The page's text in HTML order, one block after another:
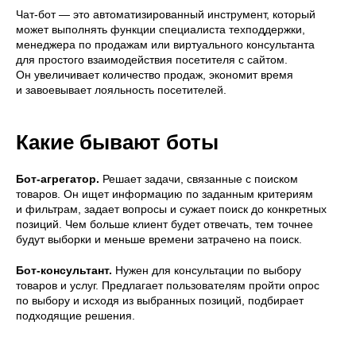
Чат-бот — это автоматизированный инструмент, который
может выполнять функции специалиста техподдержки,
менеджера по продажам или виртуального консультанта
для простого взаимодействия посетителя с сайтом.
Он увеличивает количество продаж, экономит время
и завоевывает лояльность посетителей.
Какие бывают боты
Бот-агрегатор. Решает задачи, связанные с поиском
товаров. Он ищет информацию по заданным критериям
и фильтрам, задает вопросы и сужает поиск до конкретных
позиций. Чем больше клиент будет отвечать, тем точнее
будут выборки и меньше времени затрачено на поиск.
Бот-консультант. Нужен для консультации по выбору
товаров и услуг. Предлагает пользователям пройти опрос
по выбору и исходя из выбранных позиций, подбирает
подходящие решения.